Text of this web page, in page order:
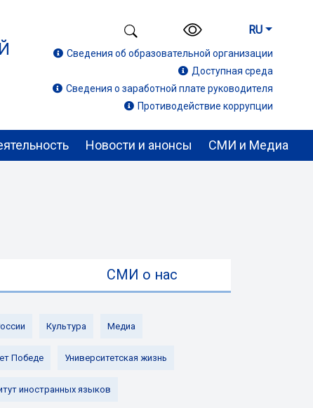
RU
Сведения об образовательной организации
Доступная среда
Сведения о заработной плате руководителя
Противодействие коррупции
Новости и анонсы СМИ и Медиа
СМИ о нас
Культура Медиа
Победе Университетская жизнь
иностранных языков